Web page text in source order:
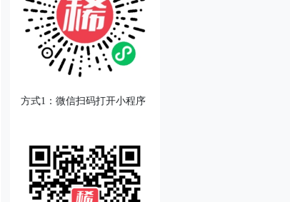
方式1：微信扫码打开小程序